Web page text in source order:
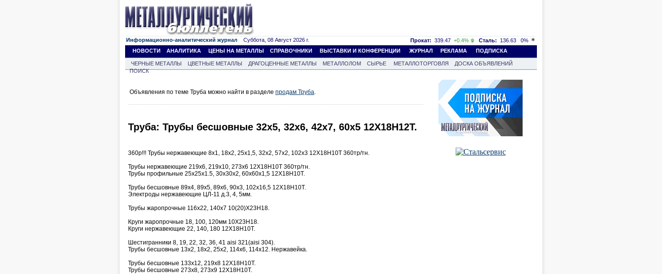
Информационно-аналитический журнал Суббота, 08 Август 2026 г. Прокат: 339.47 +0.4% Сталь: 136.63
0%
НОВОСТИ
АНАЛИТИКА ЦЕНЫ НА МЕТАЛЛЫ СПРАВОЧНИКИ ВЫСТАВКИ И КОНФЕРЕНЦИИ ЖУРНАЛ РЕКЛАМА ПОДПИСКА
ЧЕРНЫЕ МЕТАЛЛЫ ЦВЕТНЫЕ МЕТАЛЛЫ ДРАГОЦЕННЫЕ МЕТАЛЛЫ МЕТАЛЛОЛОМ СЫРЬЕ МЕТАЛЛОТОРГОВЛЯ
ДОСКА ОБЪЯВЛЕНИЙ
ПОИСК
Объявления по теме Труба можно найти в разделе продам Труба.
Труба: Трубы бесшовные 32х5, 32х6, 42х7, 60х5 12Х18Н12Т.
360р!!! Трубы нержавеющие 8х1, 18х2, 25х1,5, 32х2, 57х2, 102х3 12Х18Н10Т 360тр/тн.
Трубы нержавеющие 219х6, 219х10, 273х6 12Х18Н10Т 360тр/тн.
Трубы профильные 25х25х1.5, 30х30х2, 60х60х1,5 12Х18Н10Т.
Трубы бесшовные 89х4, 89х5, 89х6, 90х3, 102х16,5 12Х18Н10Т.
Электроды нержавеющие ЦЛ-11 д.3, 4, 5мм.
Трубы жаропрочные 116х22, 140х7 10(20)Х23Н18.
Круги жаропрочные 18, 100, 120мм 10Х23Н18.
Круги нержавеющие 22, 140, 180 12Х18Н10Т.
Шестигранники 8, 19, 22, 32, 36, 41 aisi 321(aisi 304).
Трубы бесшовные 13х2, 18х2, 25х2, 114х6, 114х12. Нержавейка.
Трубы бесшовные 133х12, 219х8 12Х18Н10Т.
Трубы бесшовные 273х8, 273х9 12Х18Н10Т.